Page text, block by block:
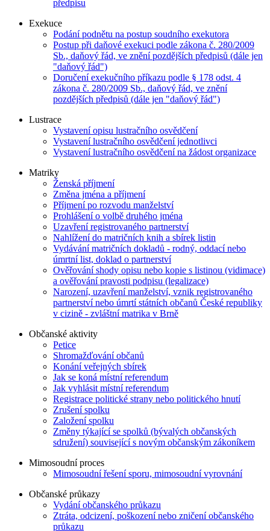
předpisu
Exekuce
Podání podnětu na postup soudního exekutora
Postup při daňové exekuci podle zákona č. 280/2009
Sb., daňový řád, ve znění pozdějších předpisů (dále jen
"daňový řád")
Doručení exekučního příkazu podle § 178 odst. 4
zákona č. 280/2009 Sb., daňový řád, ve znění
pozdějších předpisů (dále jen "daňový řád")
Lustrace
Vystavení opisu lustračního osvědčení
Vystavení lustračního osvědčení jednotlivci
Vystavení lustračního osvědčení na žádost organizace
Matriky
Ženská příjmení
Změna jména a příjmení
Příjmení po rozvodu manželství
Prohlášení o volbě druhého jména
Uzavření registrovaného partnerství
Nahlížení do matričních knih a sbírek listin
Vydávání matričních dokladů - rodný, oddací nebo
úmrtní list, doklad o partnerství
Ověřování shody opisu nebo kopie s listinou (vidimace)
a ověřování pravosti podpisu (legalizace)
Narození, uzavření manželství, vznik registrovaného
partnerství nebo úmrtí státních občanů České republiky
v cizině - zvláštní matrika v Brně
Občanské aktivity
Petice
Shromažďování občanů
Konání veřejných sbírek
Jak se koná místní referendum
Jak vyhlásit místní referendum
Registrace politické strany nebo politického hnutí
Zrušení spolku
Založení spolku
Změny týkající se spolků (bývalých občanských
sdružení) související s novým občanským zákoníkem
Mimosoudní proces
Mimosoudní řešení sporu, mimosoudní vyrovnání
Občanské průkazy
Vydání občanského průkazu
Ztráta, odcizení, poškození nebo zničení občanského
průkazu